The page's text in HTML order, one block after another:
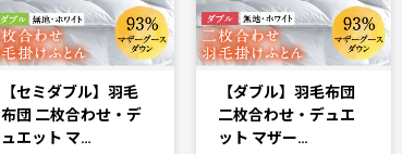
【セミダブル】羽毛
布団 二枚合わせ・デ
ュエット マ…
【ダブル】羽毛布団
二枚合わせ・デュエ
ット マザー…